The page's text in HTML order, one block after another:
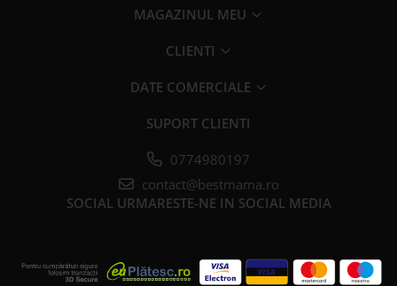
MAGAZINUL MEU
CLIENTI
DATE COMERCIALE
SUPORT CLIENTI
0774980197
contact@bestmama.ro
SOCIAL URMARESTE-NE IN SOCIAL MEDIA